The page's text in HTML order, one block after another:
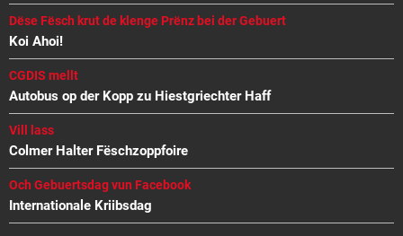
Dëse Fësch krut de klenge Prënz bei der Gebuert
Koi Ahoi!
CGDIS mellt
Autobus op der Kopp zu Hiestgriechter Haff
Vill lass
Colmer Halter Fëschzoppfoire
Och Gebuertsdag vun Facebook
Internationale Kriibsdag